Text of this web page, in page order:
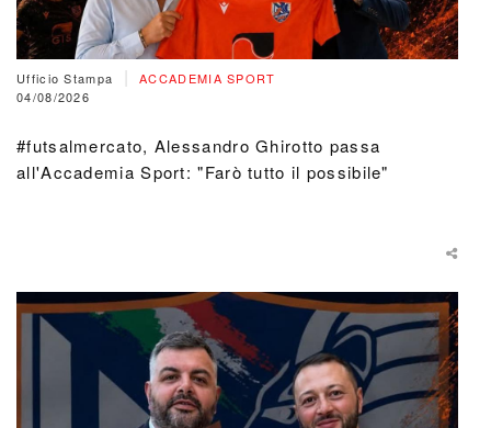
Ufficio Stampa
ACCADEMIA SPORT
04/08/2026
#futsalmercato, Alessandro Ghirotto passa
all'Accademia Sport: "Farò tutto il possibile"